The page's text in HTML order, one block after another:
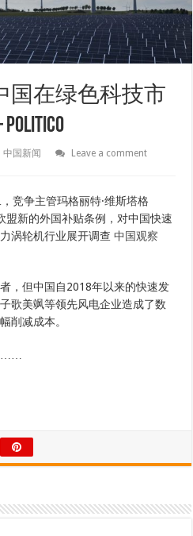
国在绿色科技市
中国新闻
Leave a comment
竞争主管玛格丽特·维斯塔格
盟新的外国补贴条例，对中国快速
涡轮机行业展开调查中国观察
，但中国自2018年以来的快速发
歌美飒等领先风电企业造成了数
削减成本。
……